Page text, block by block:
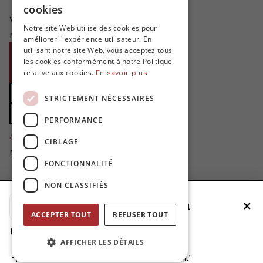
Vous nous aidez à grandir. MO*
n'existe pas sans votre soutien!
Devenir proMO*
Steun MO* met uw organisatie
Soutenir MO*
Soutenir MO*
4424 proMO's
Merci pour votre soutien!
Politique de confidentialité
Ajuster les chœurs de cookie
site by
Ajoutez MO* à votre écran d'accueil ✕
1. Appuyez sur le bouton de partage
2. Faites défiler vers le bas
3. Appuyez sur ‘Ajouter à l'écran d'accueil’
ENGLISH
cookies
Notre site Web utilise des cookies pour
améliorer l"expérience utilisateur. En
utilisant notre site Web, vous acceptez tous
les cookies conformément à notre Politique
relative aux cookies. En savoir plus
STRICTEMENT NÉCESSAIRES
PERFORMANCE
CIBLAGE
FONCTIONNALITÉ
NON CLASSIFIÉS
ACCEPTER TOUT REFUSER TOUT
AFFICHER LES DÉTAILS